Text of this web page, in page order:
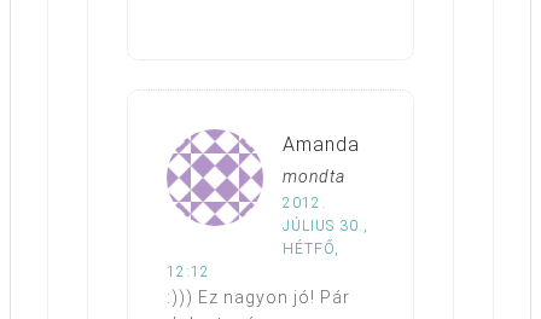
Amanda
mondta
2012.
JÚLIUS 30.,
HÉTFŐ,
12:12
:))) Ez nagyon jó! Pár